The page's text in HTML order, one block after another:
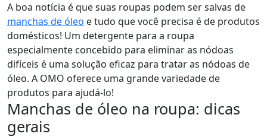
A boa notícia é que suas roupas podem ser salvas de
manchas de óleo e tudo que você precisa é de produtos
domésticos! Um detergente para a roupa
especialmente concebido para eliminar as nódoas
difíceis é uma solução eficaz para tratar as nódoas de
óleo. A OMO oferece uma grande variedade de
produtos para ajudá-lo!
Manchas de óleo na roupa: dicas
gerais